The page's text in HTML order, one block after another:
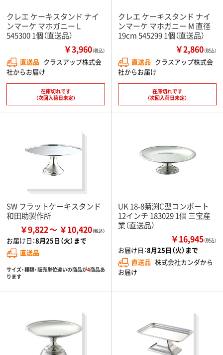
クレエ ケーキスタンド ナイ
ンマーケ マホガニー L
545300 1個（直送品）
￥3,960（税込）
直送品 クラスアップ株式会
社からお届け
在庫切れです
（次回入荷日未定）
クレエ ケーキスタンド ナイ
ンマーケ マホガニー M 直径
19cm 545299 1個（直送品）
￥2,860（税込）
直送品 クラスアップ株式会
社からお届け
在庫切れです
（次回入荷日未定）
SW フラットケーキスタンド
和田助製作所
￥9,822 ￥10,420
お届け日：8月25日（火）まで
直送品
サイズ・種類・販売単位違いの商品が4商品あ
ります
UK 18-8菊渕C型コンポート
12インチ 183029 1個 三宝産
業（直送品）
￥16,945（税込）
お届け日：8月25日（火）まで
直送品 株式会社カンダから
お届け